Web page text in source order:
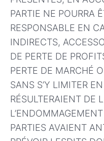
PARTIE NE POURRA
RESPONSABLE EN
INDIRECTS,
DE PERTE DE
PERTE DE MARCHÉ
SANS S’Y LIMITER
RÉSULTERAIENT DE
PARTIES AVAIENT